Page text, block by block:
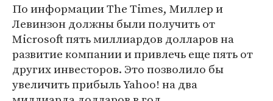
По информации The Times, Миллер и
Левинзон должны были получить от
Microsoft пять миллиардов долларов на
развитие компании и привлечь еще пять от
других инвесторов. Это позволило бы
увеличить прибыль Yahoo! на два